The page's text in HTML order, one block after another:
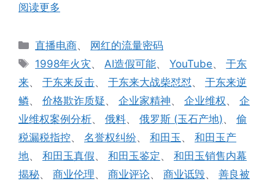
阅读更多
分
类
直播电商、 网红的流量密码
标
签
1998年火灾、 AI造假可能、YouTube、于东
来、 于东来反击、 于东来大战柴怼怼、 于东来逆
鳞、 价格欺诈质疑、 企业家精神、 企业维权 、 企
业维权案例分析、 俄料、 俄罗斯 (玉石产地)、 偷
税漏税指控、 名誉权纠纷、 和田玉 、 和田玉产
地、 和田玉真假、 和田玉鉴定 、 和田玉销售内幕
揭秘、 商业伦理、 商业评论、 商业诋毁、 善良被